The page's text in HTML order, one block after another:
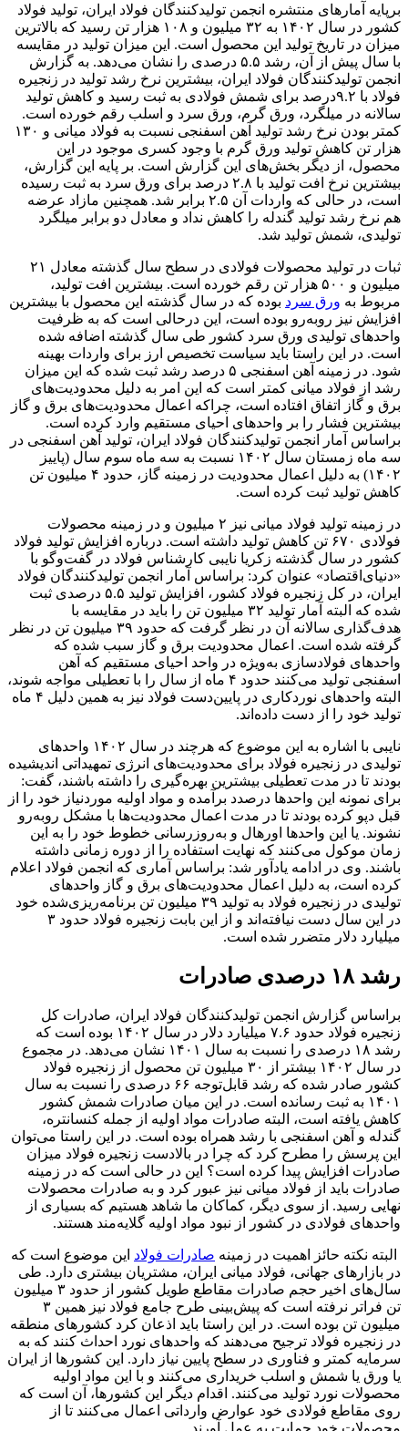
برپایه آمارهای منتشره انجمن تولیدکنندگان فولاد ایران، تولید فولاد
کشور در سال ۱۴۰۲ به ۳۲ میلیون و ۱۰۸ هزار تن رسید که بالاترین
میزان در تاریخ تولید این محصول است. این میزان تولید در مقایسه
با سال پیش از آن، رشد ۵.۵ درصدی را نشان می‌‌‌دهد. به گزارش
انجمن تولیدکنندگان فولاد ایران، بیشترین نرخ رشد تولید در زنجیره
فولاد با ۹.۲درصد برای شمش فولادی به ثبت رسید و کاهش تولید
سالانه در میلگرد، ورق گرم، ورق سرد و اسلب رقم خورده است.
کمتر بودن نرخ رشد تولید آهن اسفنجی نسبت به فولاد میانی و ۱۳۰
هزار تن کاهش تولید ورق گرم با وجود کسری موجود در این
محصول، از دیگر بخش‌‌‌های این گزارش است. بر پایه این گزارش،
بیشترین نرخ افت تولید با ۲.۸ درصد برای ورق سرد به ثبت رسیده
است، در حالی که واردات آن ۲.۵ برابر شد. همچنین مازاد عرضه
هم نرخ رشد تولید گندله را کاهش نداد و معادل دو برابر میلگرد
تولیدی، شمش تولید شد.
ثبات در تولید محصولات فولادی در سطح سال گذشته معادل ۲۱
میلیون و ۵۰۰ هزار تن رقم خورده است. بیشترین افت تولید،
مربوط به ورق سرد بوده که در سال گذشته این محصول با بیشترین
افزایش نیز روبه‌رو بوده است، این درحالی است که به ظرفیت
واحدهای تولیدی ورق سرد کشور طی سال گذشته اضافه شده
است. در این راستا باید سیاست تخصیص ارز برای واردات بهینه
شود. در زمینه آهن اسفنجی ۵ درصد رشد ثبت شده که این میزان
رشد از فولاد میانی کمتر است که این امر به دلیل محدودیت‌‌‌های
برق و گاز اتفاق افتاده است، چراکه اعمال محدودیت‌‌‌های برق و گاز
بیشترین فشار را بر واحدهای احیای مستقیم وارد کرده است.
براساس آمار انجمن تولیدکنندگان فولاد ایران، تولید آهن اسفنجی در
سه ماه زمستان سال ۱۴۰۲ نسبت به سه ماه سوم سال (پاییز
۱۴۰۲) به دلیل اعمال محدودیت در زمینه گاز، حدود ۴ میلیون تن
کاهش تولید ثبت کرده است.
در زمینه تولید فولاد میانی نیز ۲ میلیون و در زمینه محصولات
فولادی ۶۷۰ تن کاهش تولید داشته است. درباره افزایش تولید فولاد
کشور در سال گذشته زکریا نایبی کارشناس فولاد در گفت‌وگو با
«دنیای‌اقتصاد» عنوان کرد: براساس آمار انجمن تولیدکنندگان فولاد
ایران، در کل زنجیره فولاد کشور، افزایش تولید ۵.۵ درصدی ثبت
شده که البته آمار تولید ۳۲ میلیون تن را باید در مقایسه با
هدف‌‌‌گذاری سالانه آن در نظر گرفت که حدود ۳۹ میلیون تن در نظر
گرفته شده است. اعمال محدودیت برق و گاز سبب شده که
واحدهای فولادسازی به‌‌‌ویژه در واحد احیای مستقیم که آهن
اسفنجی تولید می‌‌‌کنند حدود ۴ ماه از سال را با تعطیلی مواجه شوند،
البته واحدهای نوردکاری در پایین‌‌‌دست فولاد نیز به همین دلیل ۴ ماه
تولید خود را از دست داده‌‌‌اند.
نایبی با اشاره به این موضوع که هرچند در سال ۱۴۰۲ واحدهای
تولیدی در زنجیره فولاد برای محدودیت‌‌‌های انرژی تمهیداتی اندیشیده
بودند تا در مدت تعطیلی بیشترین بهره‌‌‌گیری را داشته باشند، گفت:
برای نمونه این واحدها درصدد برآمده و مواد اولیه موردنیاز خود را از
قبل دپو کرده بودند تا در مدت اعمال محدودیت‌‌‌ها با مشکل روبه‌رو
نشوند. یا این واحدها اورهال و به‌‌‌روزرسانی خطوط خود را به این
زمان موکول می‌‌‌کنند که نهایت استفاده را از دوره زمانی داشته
باشند. وی در ادامه یادآور شد: براساس آماری که انجمن فولاد اعلام
کرده است، به دلیل اعمال محدودیت‌‌‌های برق و گاز واحدهای
تولیدی در زنجیره فولاد به تولید ۳۹ میلیون تن برنامه‌‌‌ریزی‌‌‌شده خود
در این سال دست نیافته‌‌‌اند و از این بابت زنجیره فولاد حدود ۳
میلیارد دلار متضرر شده است.
رشد ۱۸ درصدی صادرات
براساس گزارش انجمن تولیدکنندگان فولاد ایران، صادرات کل
زنجیره فولاد حدود ۷.۶ میلیارد دلار در سال ۱۴۰۲ بوده است که
رشد ۱۸ درصدی را نسبت به سال ۱۴۰۱ نشان می‌‌‌دهد. در مجموع
در سال ۱۴۰۲ بیشتر از ۳۰ میلیون تن محصول از زنجیره فولاد
کشور صادر شده که رشد قابل‌توجه ۶۶ درصدی را نسبت به سال
۱۴۰۱ به ثبت رسانده است. در این میان صادرات شمش کشور
کاهش یافته است، البته صادرات مواد اولیه از جمله کنسانتره،
گندله و آهن اسفنجی با رشد همراه بوده است. در این راستا می‌‌‌توان
این پرسش را مطرح کرد که چرا در بالادست زنجیره فولاد میزان
صادرات افزایش پیدا کرده است؟ این در حالی است که در زمینه
صادرات باید از فولاد میانی نیز عبور کرد و به صادرات محصولات
نهایی رسید. از سوی دیگر، کماکان ما شاهد هستیم که بسیاری از
واحدهای فولادی در کشور از نبود مواد اولیه گلایه‌‌‌مند هستند.
البته نکته حائز اهمیت در زمینه صادرات فولاد این موضوع است که
در بازارهای جهانی، فولاد میانی ایران، مشتریان بیشتری دارد. طی
سال‌‌‌های اخیر حجم صادرات مقاطع طویل کشور از حدود ۳ میلیون
تن فراتر نرفته است که پیش‌بینی طرح جامع فولاد نیز همین ۳
میلیون تن بوده است. در این راستا باید اذعان کرد کشورهای منطقه
در زنجیره فولاد ترجیح می‌‌‌دهند که واحدهای نورد احداث کنند که به
سرمایه کمتر و فناوری در سطح پایین نیاز دارد. این کشورها از ایران
یا ورق یا شمش و اسلب خریداری می‌‌‌کنند و با این مواد اولیه
محصولات نورد تولید می‌‌‌کنند. اقدام دیگر این کشورها، آن است که
روی مقاطع فولادی خود عوارض وارداتی اعمال می‌‌‌کنند تا از